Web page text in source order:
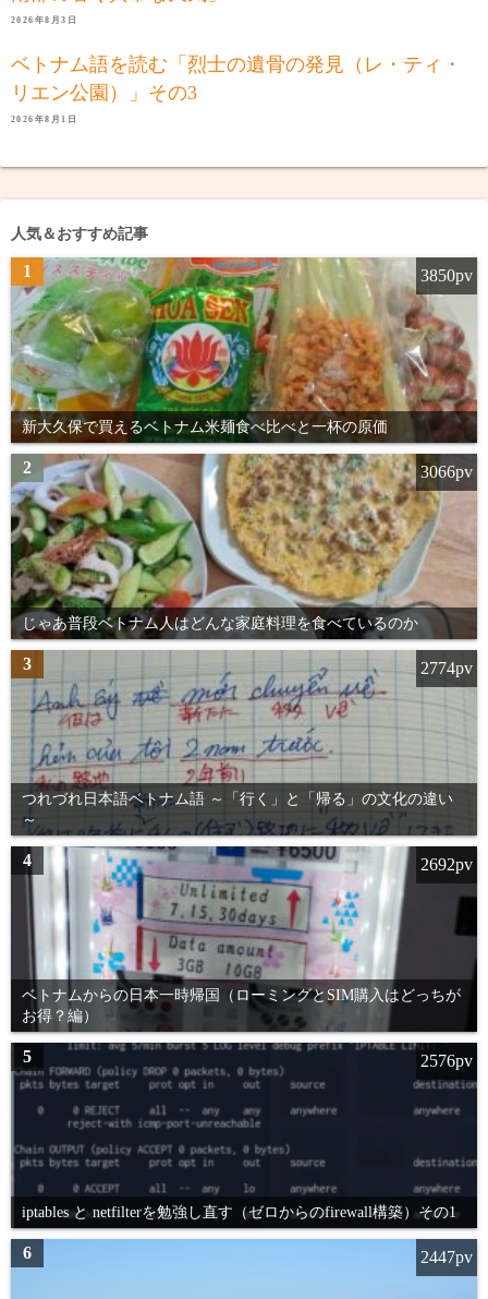
2026年8月3日
ベトナム語を読む「烈士の遺骨の発見（レ・ティ・
リエン公園）」その3
2026年8月1日
人気＆おすすめ記事
1
新大久保で買えるベトナム米麺食べ比べと一杯の原価
3850pv
2
じゃあ普段ベトナム人はどんな家庭料理を食べているのか
3066pv
3
つれづれ日本語ベトナム語 ～「行く」と「帰る」の文化の違い
～
2774pv
4
ベトナムからの日本一時帰国（ローミングとSIM購入はどっちが
お得？編）
2692pv
5
iptables と netfilterを勉強し直す（ゼロからのfirewall構築）その1
2576pv
6 2447pv